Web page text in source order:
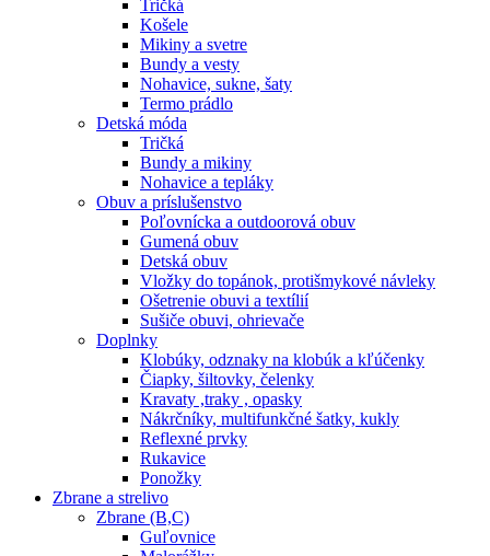
Tričká
Košele
Mikiny a svetre
Bundy a vesty
Nohavice, sukne, šaty
Termo prádlo
Detská móda
Tričká
Bundy a mikiny
Nohavice a tepláky
Obuv a príslušenstvo
Poľovnícka a outdoorová obuv
Gumená obuv
Detská obuv
Vložky do topánok, protišmykové návleky
Ošetrenie obuvi a textílií
Sušiče obuvi, ohrievače
Doplnky
Klobúky, odznaky na klobúk a kľúčenky
Čiapky, šiltovky, čelenky
Kravaty ,traky , opasky
Nákrčníky, multifunkčné šatky, kukly
Reflexné prvky
Rukavice
Ponožky
Zbrane a strelivo
Zbrane (B,C)
Guľovnice